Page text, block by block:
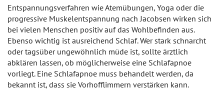
Entspannungsverfahren wie Atemübungen, Yoga oder die
progressive Muskelentspannung nach Jacobsen wirken sich
bei vielen Menschen positiv auf das Wohlbefinden aus.
Ebenso wichtig ist ausreichend Schlaf. Wer stark schnarcht
oder tagsüber ungewöhnlich müde ist, sollte ärztlich
abklären lassen, ob möglicherweise eine Schlafapnoe
vorliegt. Eine Schlafapnoe muss behandelt werden, da
bekannt ist, dass sie Vorhofflimmern verstärken kann.